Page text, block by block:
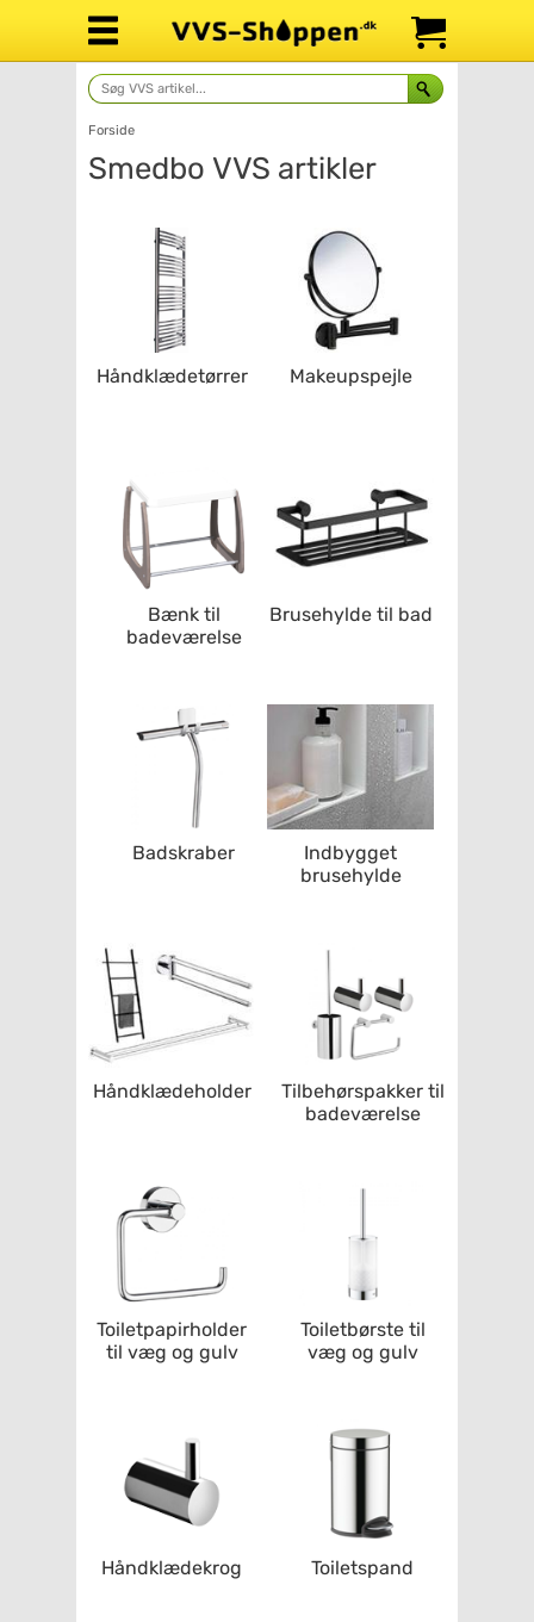
Forside
Smedbo
Håndklædetørrer Makeupspejle
Bænk til
badeværelse
Brusehylde til bad
Badskraber
Indbygget
brusehylde
Håndklædeholder
Tilbehørspakker til
badeværelse
Toiletpapirholder
til væg og gulv
Toiletbørste til
væg og gulv
Håndklædekrog Toiletspand